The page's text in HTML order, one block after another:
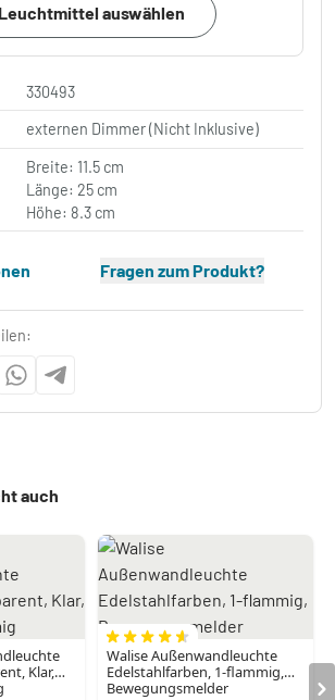
Leuchtmittel auswählen
330493
externen Dimmer (Nicht Inklusive)
Breite: 11.5 cm
Länge: 25 cm
Höhe: 8.3 cm
Fragen zum Produkt?
auch
Klar,
Walise Außenwandleuchte
Edelstahlfarben, 1-flammig,
Bewegungsmelder